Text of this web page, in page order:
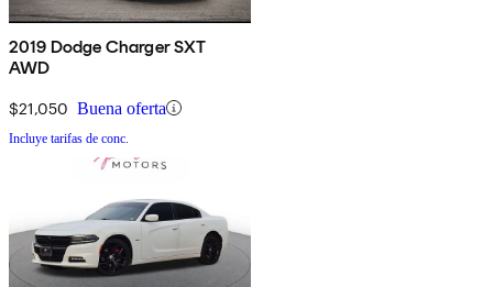
2019 Dodge Charger SXT
AWD
$21,050 Buena oferta
Incluye tarifas de conc.